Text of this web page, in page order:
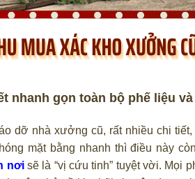
nhanh gọn toàn bộ phế liệu
dỡ nhà xưởng cũ, rất nhiều chi
mặt bằng nhanh thì điều này
nơisẽ là “vị cứu tinh” tuyệt vời. Mọi